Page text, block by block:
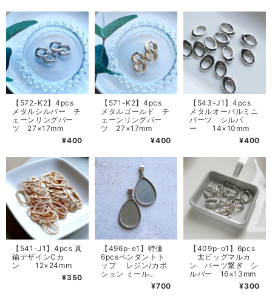
【572-K2】4pcs
メタルシルバー チ
ェーンリングパー
ツ 27×17mm
¥400
【571-K2】4pcs
メタルゴールド チ
ェーンリングパー
ツ 27×17mm
¥400
【543-J1】4pcs
メタルオーバルミニ
パーツ シルバ
ー 14×10mm
¥400
【541-J1】4pcs 真
鍮デザインCカ
ン 12×24mm
¥350
【496p-e1】特価
6pcsペンダントト
ップ レジン/カボ
ション ミール
37×20mm（18×25
¥700
【409p-o1】6pcs
太ビッグマルカ
ン パーツ繋ぎ シ
ルバー 16×13mm
¥300